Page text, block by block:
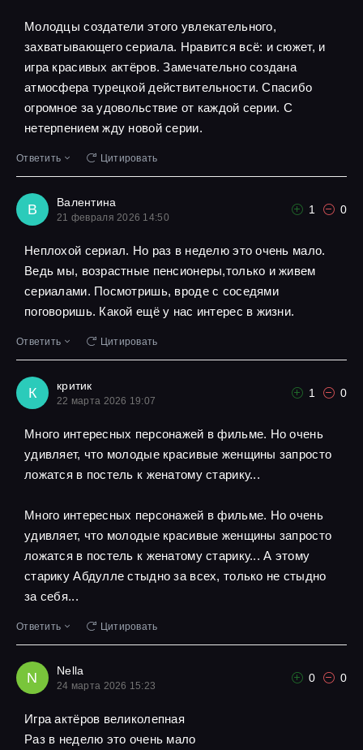
Молодцы создатели этого увлекательного,
захватывающего сериала. Нравится всё: и сюжет, и
игра красивых актёров. Замечательно создана
атмосфера турецкой действительности. Спасибо
огромное за удовольствие от каждой серии. С
нетерпением жду новой серии.
Ответить Цитировать
В Валентина
21 февраля 2026 14:50
1 0
Неплохой сериал. Но раз в неделю это очень мало.
Ведь мы, возрастные пенсионеры,только и живем
сериалами. Посмотришь, вроде с соседями
поговоришь. Какой ещё у нас интерес в жизни.
Ответить Цитировать
К критик
22 марта 2026 19:07
1 0
Много интересных персонажей в фильме. Но очень
удивляет, что молодые красивые женщины запросто
ложатся в постель к женатому старику...
Много интересных персонажей в фильме. Но очень
удивляет, что молодые красивые женщины запросто
ложатся в постель к женатому старику... А этому
старику Абдулле стыдно за всех, только не стыдно
за себя...
Ответить Цитировать
N Nella
24 марта 2026 15:23
0 0
Игра актёров великолепная
Pаз в неделю это очень мало